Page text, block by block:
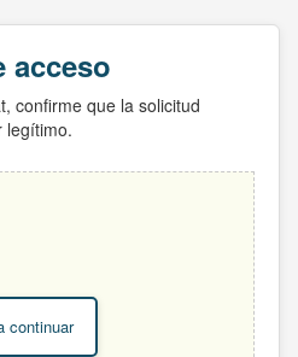
acceso
confirme que la solicitud
legítimo.
continuar